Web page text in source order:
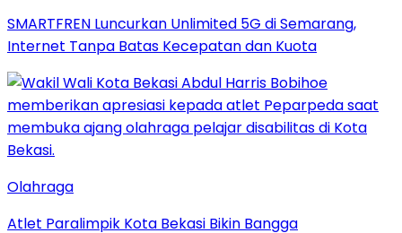
SMARTFREN Luncurkan Unlimited 5G di Semarang,
Internet Tanpa Batas Kecepatan dan Kuota
Olahraga
Atlet Paralimpik Kota Bekasi Bikin Bangga